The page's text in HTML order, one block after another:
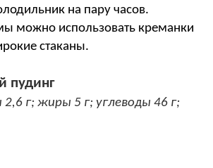
на пару часов.
можно использовать креманки
стаканы.
пудинг
2,6 г; жиры 5 г; углеводы 46 г;